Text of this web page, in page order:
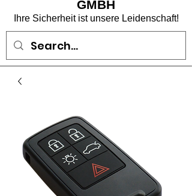
GMBH
Ihre Sicherheit ist unsere Leidenschaft!